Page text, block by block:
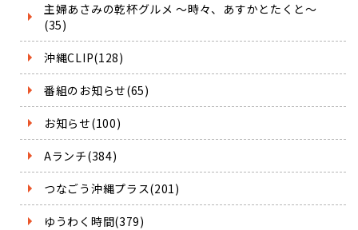
主婦あさみの乾杯グルメ ～時々、あすかとたくと～
(35)
沖縄CLIP(128)
番組のお知らせ(65)
お知らせ(100)
Aランチ(384)
つなごう沖縄プラス(201)
ゆうわく時間(379)